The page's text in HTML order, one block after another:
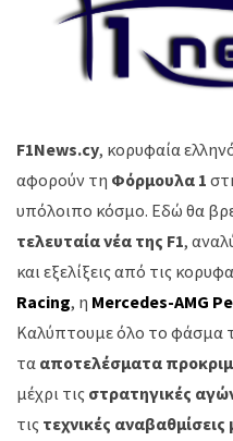
F1News.cy, κορυφαία
αφορούν τη Φόρμουλα 1
υπόλοιπο κόσμο. Εδώ θα
τελευταία νέα της F1,
και εξελίξεις από τις
Racing, η Mercedes-AMG
Καλύπτουμε όλο το φάσμα
τα αποτελέσματα
μέχρι τις στρατηγικές
τις τεχνικές